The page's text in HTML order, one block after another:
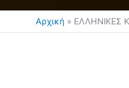
Αρχική » ΕΛΛΗΝΙΚΕΣ